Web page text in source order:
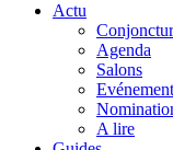
Actu
Agenda
Salons
A lire